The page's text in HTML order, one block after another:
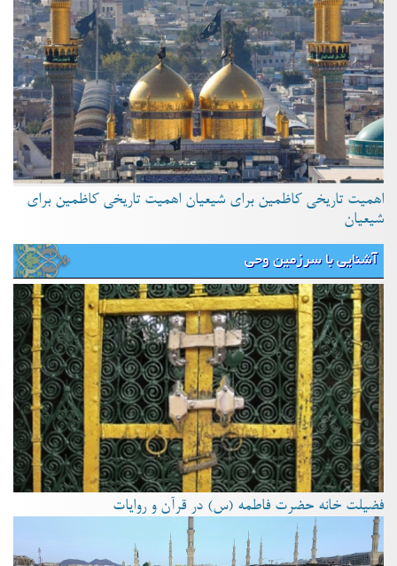
اهمیت تاریخی کاظمین برای شیعیان اهمیت تاریخی کاظمین برای
شیعیان
آشنایی با سرزمین وحی
فضیلت خانه حضرت فاطمه (س) در قرآن و روایات